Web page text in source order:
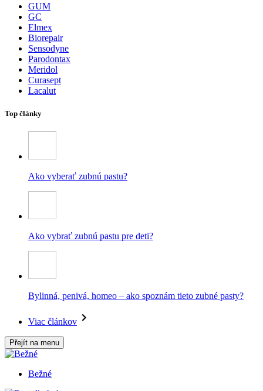
GUM
GC
Elmex
Biorepair
Sensodyne
Parodontax
Meridol
Curasept
Lacalut
Top články
Ako vyberať zubnú pastu?
Ako vybrať zubnú pastu pre deti?
Bylinná, penivá, homeo – ako spoznám tieto zubné pasty?
Viac článkov
Přejít na menu
Bežné